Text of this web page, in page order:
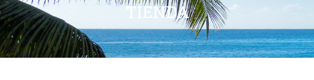
TIENDA